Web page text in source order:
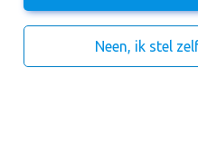
12:00 - 15:00
Neen, ik stel